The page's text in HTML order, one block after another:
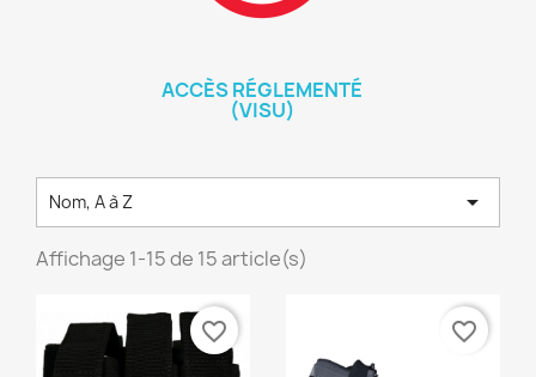
ACCÈS RÉGLEMENTÉ
(VISU)
Nom, A à Z 
Affichage 1-15 de 15 article(s)
favorite_border favorite_border